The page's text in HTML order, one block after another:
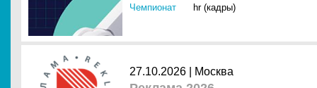
Чемпионат hr (кадры)
27.10.2026 | Москва